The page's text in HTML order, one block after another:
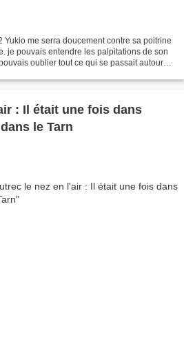
Yukio me serra doucement contre sa poitrine
je pouvais entendre les palpitations de son
oublier tout ce qui se passait autour
: Il était une fois dans
le Tarn